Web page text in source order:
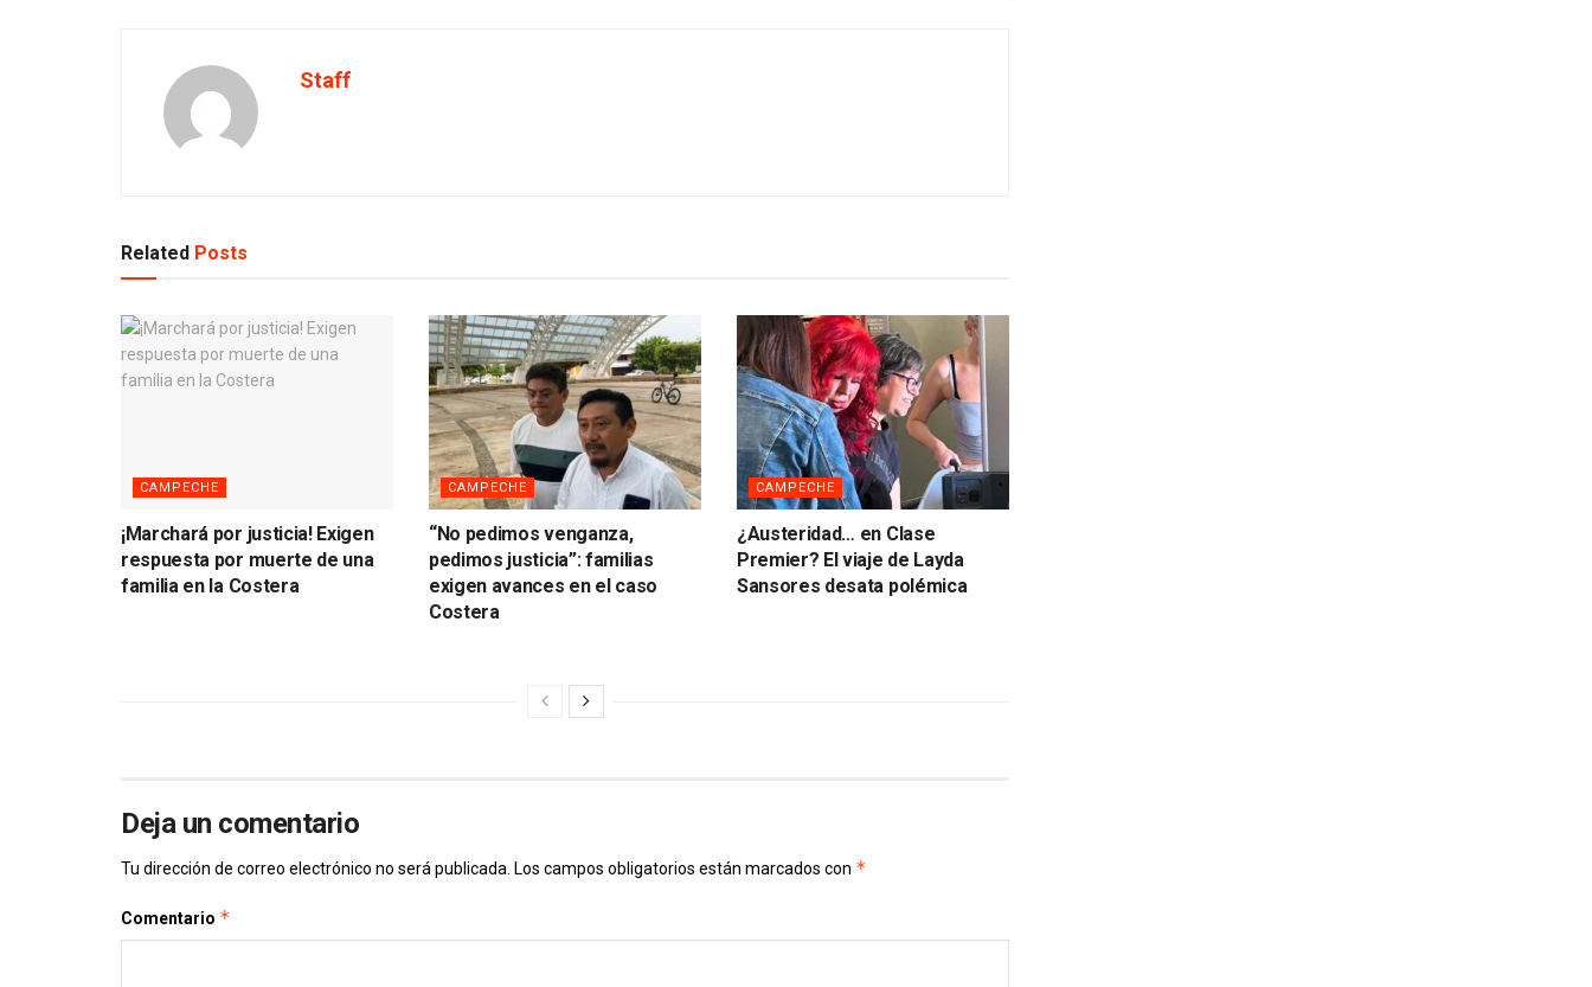
Staff
Related Posts
CAMPECHE
¡Marchará por justicia! Exigen
respuesta por muerte de una
familia en la Costera
CAMPECHE
“No pedimos venganza,
pedimos justicia”: familias
exigen avances en el caso
Costera
CAMPECHE
¿Austeridad… en Clase
Premier? El viaje de Layda
Sansores desata polémica
Deja un comentario
Tu dirección de correo electrónico no será publicada. Los campos obligatorios están marcados con *
Comentario *